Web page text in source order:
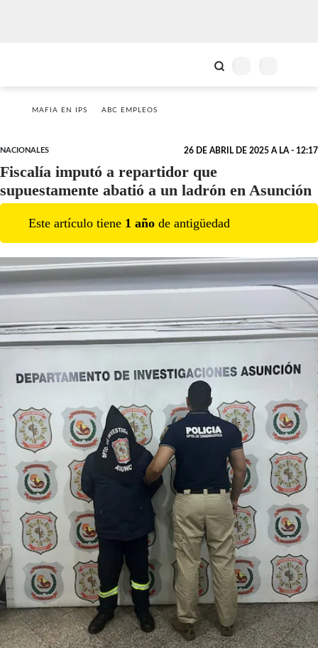
MAFIA EN IPS ABC EMPLEOS
NACIONALES 26 DE ABRIL DE 2025 A LA - 12:17
Fiscalía imputó a repartidor que
supuestamente abatió a un ladrón en Asunción
Este artículo tiene 1 año de antigüedad